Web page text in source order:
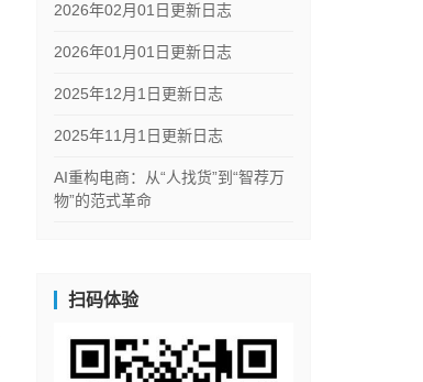
2026年02月01日更新日志
2026年01月01日更新日志
2025年12月1日更新日志
2025年11月1日更新日志
AI重构电商：从“人找货”到“智荐万
物”的范式革命
扫码体验